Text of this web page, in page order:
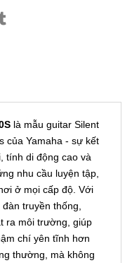
là mẫu guitar Silent
của Yamaha - sự kết
tính di động cao và
nhu cầu luyện tập,
ở mọi cấp độ. Với
truyền thống,
ra môi trường, giúp
chí yên tĩnh hơn
thường, mà không